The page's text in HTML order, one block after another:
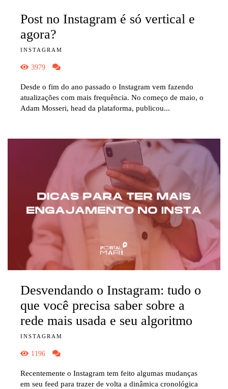
Post no Instagram é só vertical e
agora?
INSTAGRAM
3979
Desde o fim do ano passado o Instagram vem fazendo
atualizações com mais frequência. No começo de maio, o
Adam Mosseri, head da plataforma, publicou...
Desvendando o Instagram: tudo o
que você precisa saber sobre a
rede mais usada e seu algoritmo
INSTAGRAM
1196
Recentemente o Instagram tem feito algumas mudanças
em seu feed para trazer de volta a dinâmica cronológica